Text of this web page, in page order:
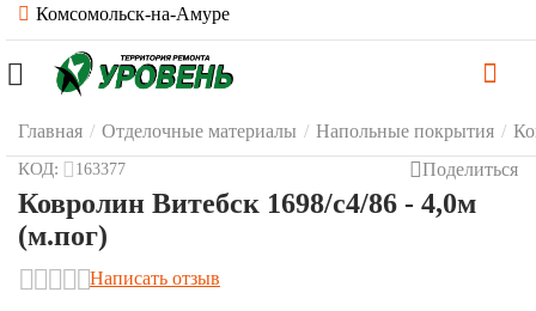
Комсомольск-на-Амуре
Главная / Отделочные материалы / Напольные покрытия /
КОД: 163377 Поделиться
Ковролин Витебск 1698/c4/86 - 4,0м
(м.пог)
Написать отзыв